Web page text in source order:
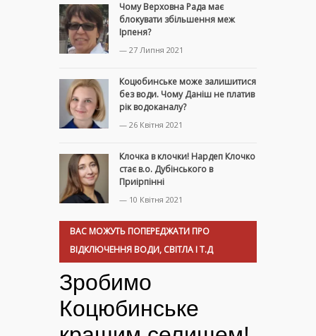
Чому Верховна Рада має
блокувати збільшення меж
Ірпеня?
— 27 Липня 2021
Коцюбинське може залишитися
без води. Чому Даніш не платив
рік водоканалу?
— 26 Квітня 2021
Клочка в клочки! Нардеп Клочко
стає в.о. Дубінського в
Приірпінні
— 10 Квітня 2021
ВАС МОЖУТЬ ПОПЕРЕДЖАТИ ПРО
ВІДКЛЮЧЕННЯ ВОДИ, СВІТЛА І Т.Д